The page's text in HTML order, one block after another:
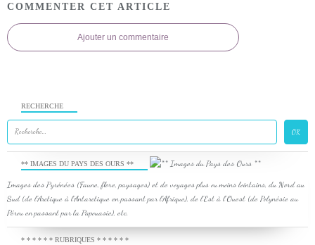
COMMENTER CET ARTICLE
Ajouter un commentaire
RECHERCHE
** IMAGES DU PAYS DES OURS **
Images des Pyrénées (Faune, flore, paysages) et de voyages plus ou moins lointains, du Nord au
Sud (de l'Arctique à l'Antarctique en passant par l'Afrique), de l'Est à l'Ouest (de Polynésie au
Pérou en passant par la Papouasie), etc.
* * * * * * RUBRIQUES * * * * * *